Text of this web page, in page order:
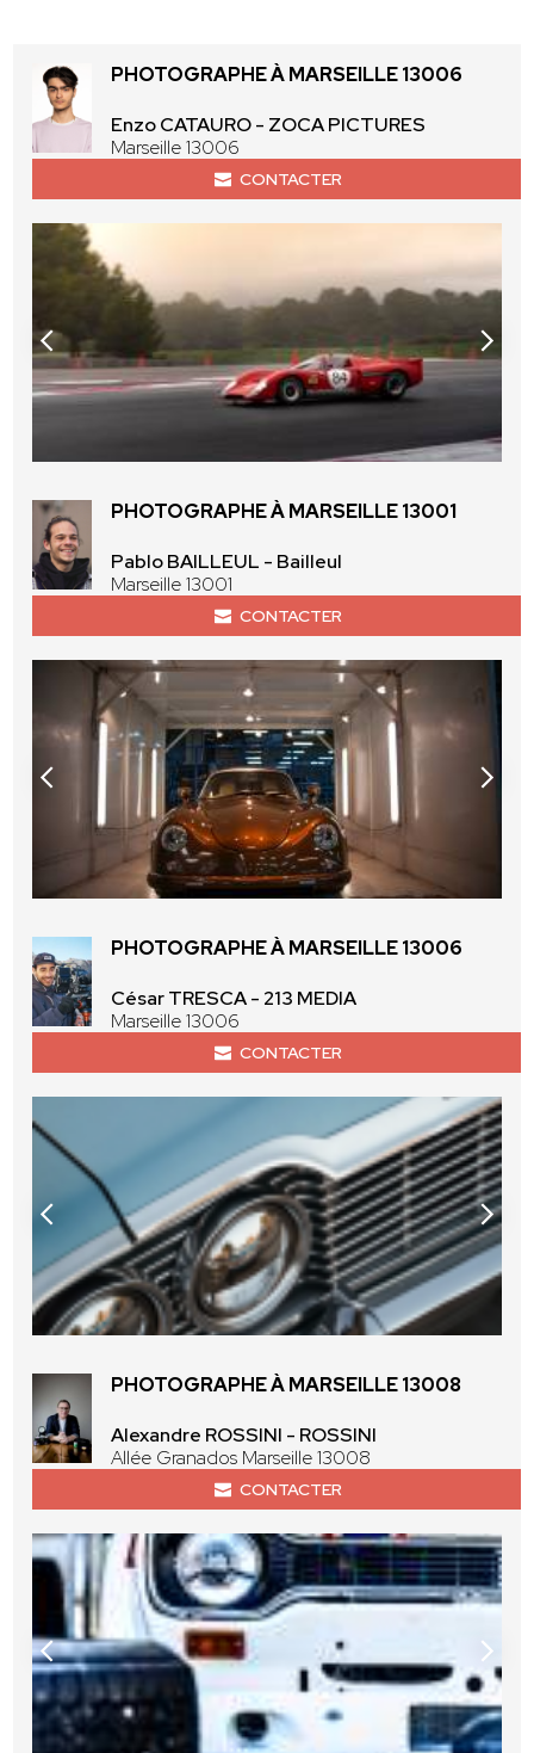
PHOTOGRAPHE À MARSEILLE 13006
Enzo CATAURO - ZOCA PICTURES
Marseille 13006
CONTACTER
PHOTOGRAPHE À MARSEILLE 13001
Pablo BAILLEUL - Bailleul
Marseille 13001
CONTACTER
PHOTOGRAPHE À MARSEILLE 13006
César TRESCA - 213 MEDIA
Marseille 13006
CONTACTER
PHOTOGRAPHE À MARSEILLE 13008
Alexandre ROSSINI - ROSSINI
Allée Granados Marseille 13008
CONTACTER